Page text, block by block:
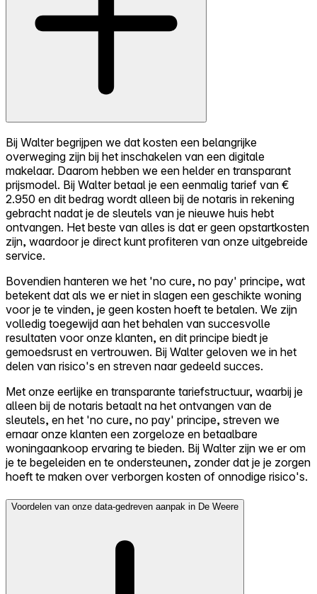
Bij Walter begrijpen we dat kosten een belangrijke
overweging zijn bij het inschakelen van een digitale
makelaar. Daarom hebben we een helder en transparant
prijsmodel. Bij Walter betaal je een eenmalig tarief van €
2.950 en dit bedrag wordt alleen bij de notaris in rekening
gebracht nadat je de sleutels van je nieuwe huis hebt
ontvangen. Het beste van alles is dat er geen opstartkosten
zijn, waardoor je direct kunt profiteren van onze uitgebreide
service.
Bovendien hanteren we het 'no cure, no pay' principe, wat
betekent dat als we er niet in slagen een geschikte woning
voor je te vinden, je geen kosten hoeft te betalen. We zijn
volledig toegewijd aan het behalen van succesvolle
resultaten voor onze klanten, en dit principe biedt je
gemoedsrust en vertrouwen. Bij Walter geloven we in het
delen van risico's en streven naar gedeeld succes.
Met onze eerlijke en transparante tariefstructuur, waarbij je
alleen bij de notaris betaalt na het ontvangen van de
sleutels, en het 'no cure, no pay' principe, streven we
ernaar onze klanten een zorgeloze en betaalbare
woningaankoop ervaring te bieden. Bij Walter zijn we er om
je te begeleiden en te ondersteunen, zonder dat je je zorgen
hoeft te maken over verborgen kosten of onnodige risico's.
Voordelen van onze data-gedreven aanpak in De Weere